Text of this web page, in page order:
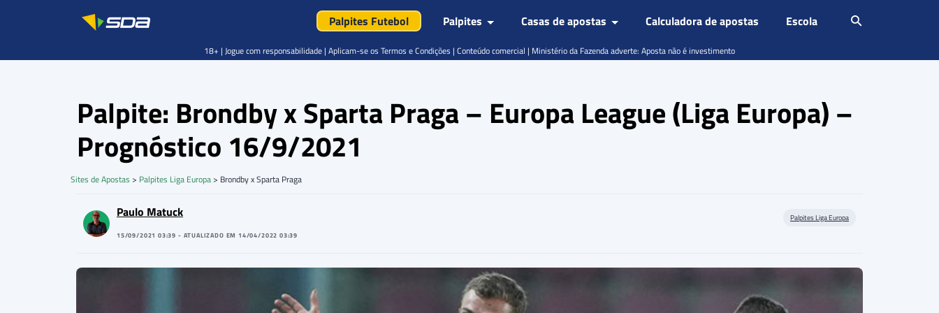
Palpites Futebol Palpites Casas de apostas Calculadora de apostas Escola
Palpite: Brondby x Sparta Praga – Europa League (Liga Europa) –
Prognóstico 16/9/2021
Sites de Apostas > Palpites Liga Europa > Brondby x Sparta Praga
Paulo Matuck
15/09/2021 03:39 - ATUALIZADO EM 14/04/2022 03:39
Palpites Liga Europa
18+ | Jogue com responsabilidade | Aplicam-se os Termos e Condições | Conteúdo comercial | Ministério da Fazenda adverte: Aposta não é investimento